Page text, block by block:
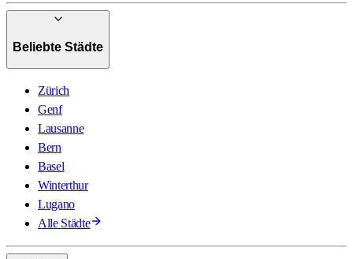
Beliebte Städte
Zürich
Genf
Lausanne
Bern
Basel
Winterthur
Lugano
Alle Städte